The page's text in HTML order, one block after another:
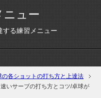
ニュー
する練習メニュー
の各ショットの打ち方と上達法
速いサーブの打ち方とコツ/卓球が